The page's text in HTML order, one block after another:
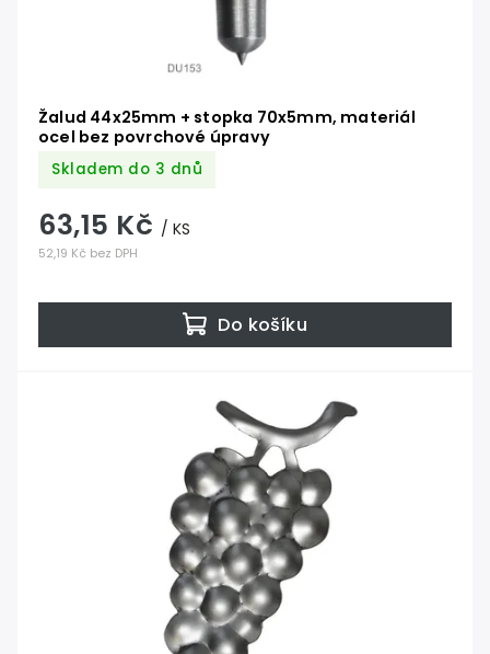
Žalud 44x25mm + stopka 70x5mm, materiál
ocel bez povrchové úpravy
Skladem do 3 dnů
52,19 Kč bez DPH
63,15 Kč / KS
Do košíku